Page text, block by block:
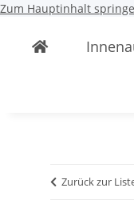
Zum Hauptinhalt
Zurück zur